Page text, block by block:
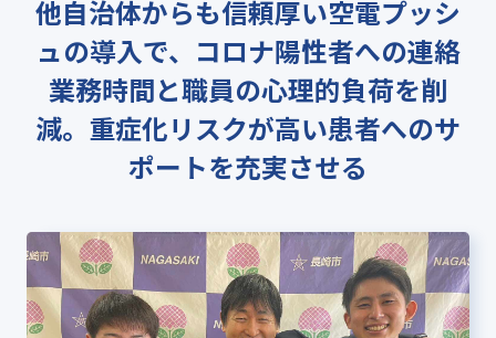
他自治体からも信頼厚い空電プッシ
ュの導入で、コロナ陽性者への連絡
業務時間と職員の心理的負荷を削
減。重症化リスクが高い患者へのサ
ポートを充実させる